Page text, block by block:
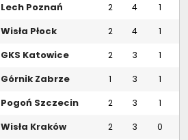
Lech Poznań 2 4 1
Wisła Płock 2 4 1
GKS Katowice 2 3 1
Górnik Zabrze 1 3 1
Pogoń Szczecin 2 3 1
Wisła Kraków 2 3 0